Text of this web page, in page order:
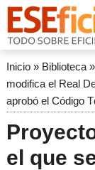
Inicio» Biblioteca»
modifica el Real
aprobó el Código
el que